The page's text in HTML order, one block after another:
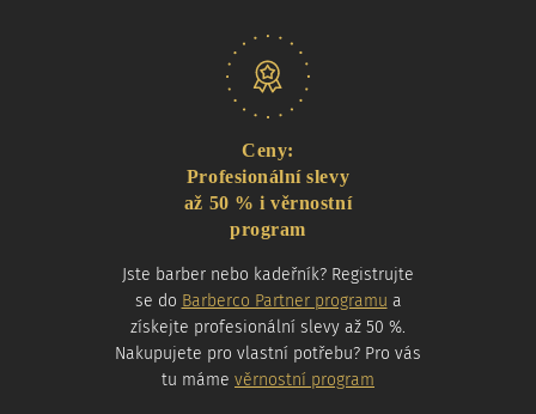
Ceny:
Profesionální slevy
až 50 % i věrnostní
program
Jste barber nebo kadeřník? Registrujte
se do Barberco Partner programu a
získejte profesionální slevy až 50 %.
Nakupujete pro vlastní potřebu? Pro vás
tu máme věrnostní program